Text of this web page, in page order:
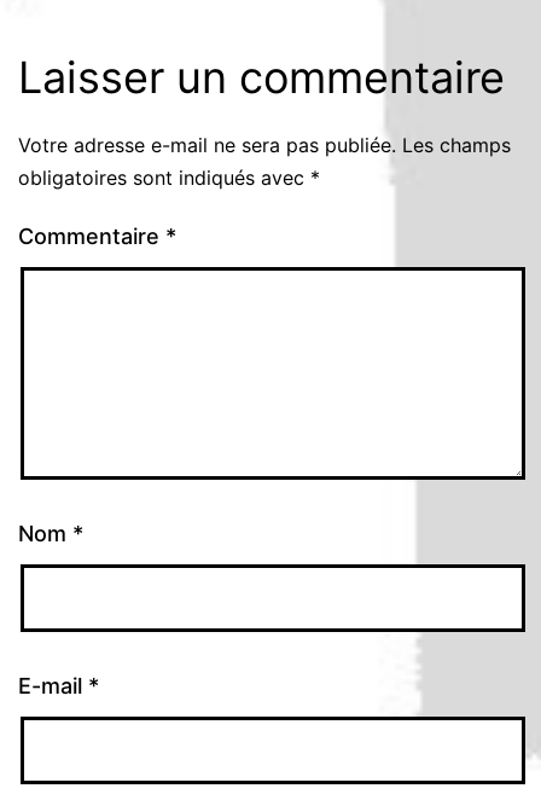
Laisser un commentaire
Votre adresse e-mail ne sera pas publiée. Les champs
obligatoires sont indiqués avec *
Commentaire *
Nom *
E-mail *